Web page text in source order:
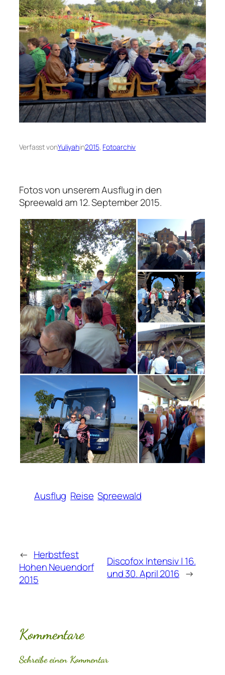
Verfasst vonYuliyahin2015, Fotoarchiv
Fotos von unserem Ausflug in den
Spreewald am 12. September 2015.
Ausflug Reise Spreewald
← Herbstfest
Hohen Neuendorf
2015
Discofox Intensiv | 16.
und 30. April 2016 →
Kommentare
Schreibe einen Kommentar